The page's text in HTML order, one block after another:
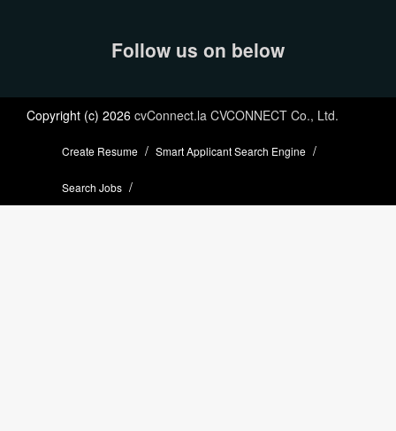
Follow us on below
Copyright (c) 2026 cvConnect.la CVCONNECT Co., Ltd.
Create Resume Smart Applicant Search Engine
Search Jobs